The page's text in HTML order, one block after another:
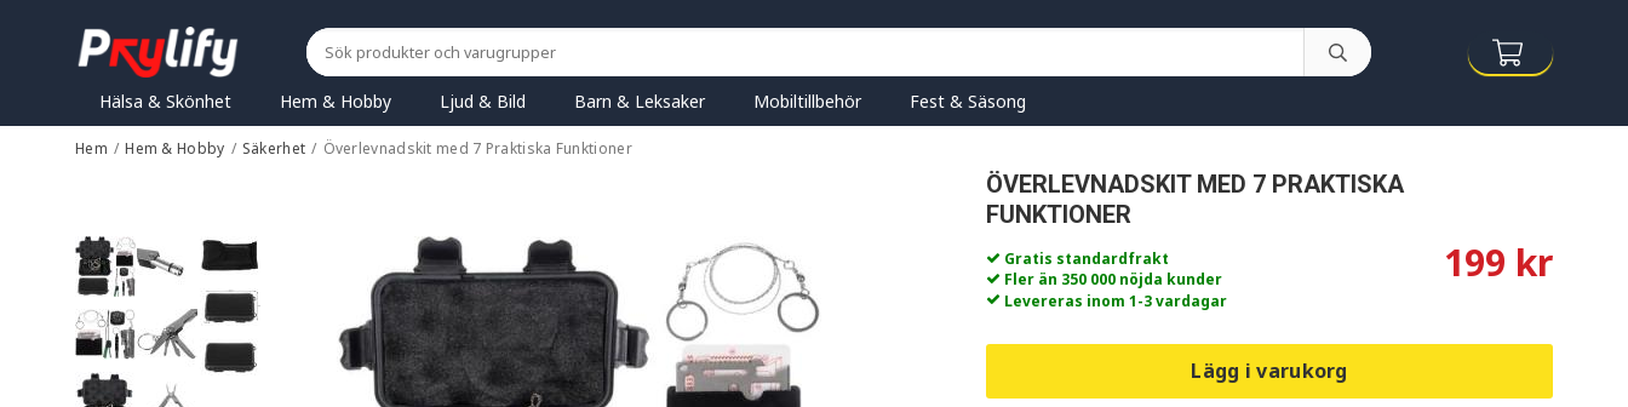
Hälsa & Skönhet Hem & Hobby Ljud & Bild Barn & Leksaker Mobiltillbehör Fest & Säsong
Hem / Hem & Hobby / Säkerhet / Överlevnadskit med 7 Praktiska Funktioner
ÖVERLEVNADSKIT MED 7 PRAKTISKA
FUNKTIONER
Gratis standardfrakt
Fler än 350 000 nöjda kunder
Levereras inom 1-3 vardagar
199 kr
Lägg i varukorg